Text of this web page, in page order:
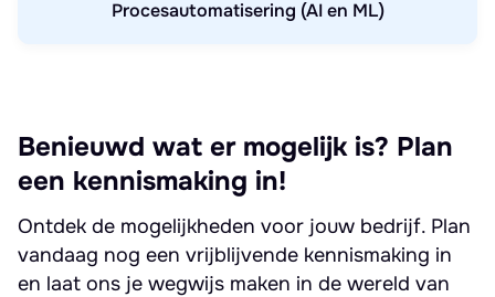
Procesautomatisering (AI en ML)
Benieuwd wat er mogelijk is? Plan
een kennismaking in!
Ontdek de mogelijkheden voor jouw bedrijf. Plan
vandaag nog een vrijblijvende kennismaking in
en laat ons je wegwijs maken in de wereld van